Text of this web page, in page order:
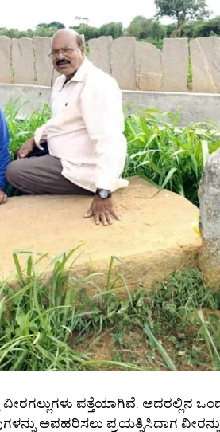
ವೀರಗಲ್ಲುಗಳು ಪತ್ತೆಯಾಗಿವೆ. ಅದರಲ್ಲಿನ
ಅಪಹರಿಸಲು ಪ್ರಯತ್ನಿಸಿದಾಗ